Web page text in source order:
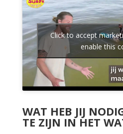
Click to accept
enable this
WAT HEB JIJ
TE ZIJN IN HET